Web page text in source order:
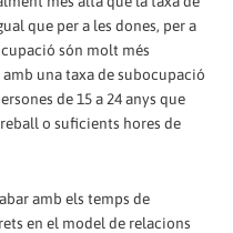
que per a les dones, per a
són molt més
una taxa de subocupació
de 15 a 24 anys que
o suficients hores de
amb els temps de
en el model de relacions